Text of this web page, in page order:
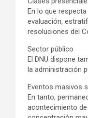
En lo que
evaluación,
resoluciones del
Sector público
El DNU dispone
la administración
Eventos masivos
En tanto,
acontecimiento